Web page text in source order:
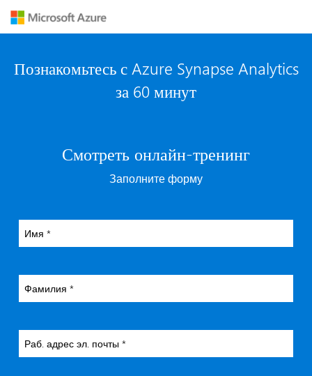
Познакомьтесь с Azure Synapse Analytics
за 60 минут
Смотреть онлайн-тренинг
Заполните форму